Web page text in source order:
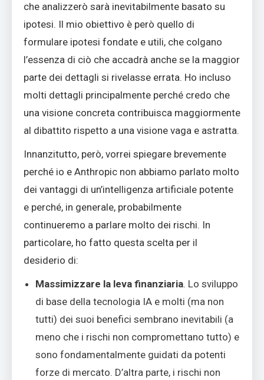
che analizzerò sarà inevitabilmente basato su
ipotesi. Il mio obiettivo è però quello di
formulare ipotesi fondate e utili, che colgano
l’essenza di ciò che accadrà anche se la maggior
parte dei dettagli si rivelasse errata. Ho incluso
molti dettagli principalmente perché credo che
una visione concreta contribuisca maggiormente
al dibattito rispetto a una visione vaga e astratta.
Innanzitutto, però, vorrei spiegare brevemente
perché io e Anthropic non abbiamo parlato molto
dei vantaggi di un’intelligenza artificiale potente
e perché, in generale, probabilmente
continueremo a parlare molto dei rischi. In
particolare, ho fatto questa scelta per il
desiderio di:
Massimizzare la leva finanziaria. Lo sviluppo
di base della tecnologia IA e molti (ma non
tutti) dei suoi benefici sembrano inevitabili (a
meno che i rischi non compromettano tutto) e
sono fondamentalmente guidati da potenti
forze di mercato. D’altra parte, i rischi non